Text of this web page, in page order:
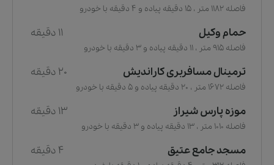
فاصله 1182 متر ، 15 دقیقه پیاده و 4 دقیقه با خودرو
حمام وکیل 11 دقیقه
فاصله 915 متر ، 11 دقیقه پیاده و 3 دقیقه با خودرو
ترمینال مسافربری کاراندیش 20 دقیقه
فاصله 1672 متر ، 20 دقیقه پیاده و 5 دقیقه با خودرو
موزه پارس شیراز 13 دقیقه
فاصله 1010 متر ، 13 دقیقه پیاده و 3 دقیقه با خودرو
مسجد جامع عتیق 4 دقیقه